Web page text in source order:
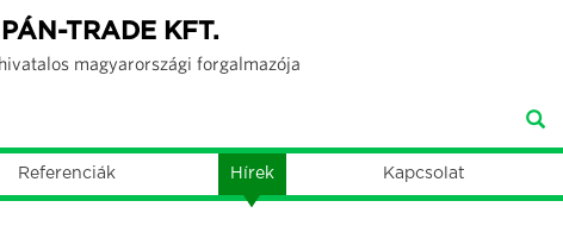
PÁN-TRADE KFT.
magyarországi forgalmazója
Referenciák Hírek Kapcsolat